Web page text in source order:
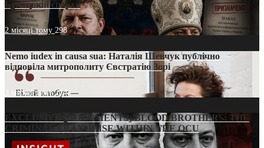
Бучацькій єпархії
2 місяці тому 298
Nemo iudex in causa sua: Наталія Шевчук публічно
відповіла митрополиту Євстратію Зорі
3 місяці тому214
EXCLUSIVE (DOCUMENTS)/BLOOD BROTHERS: THE
CRIMINAL FRANCHISE WITHIN THE OCU